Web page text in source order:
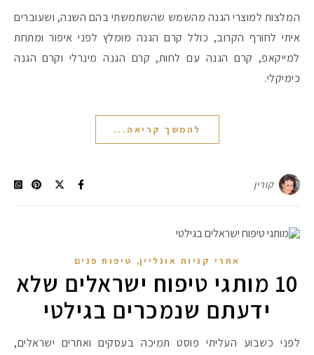
המלצות למוצרי הגנה מהשמש שהשתמשתי בהם השנה, ושעוברים
איתי לחורף הקרוב, כולל קרם הגנה מומלץ לפני איפור ומתחת
למייקאפ, קרם הגנה עם לחות, קרם הגנה מינרלי וקרם הגנה
כימיקלי.
להמשך קריאה...
קורין
אתרי קניות אונליין, טיפוח פנים
10 מותגי טיפוח ישראלים שלא
ידעתם שנמכרים בגילטי
לפני כשבוע העליתי פוסט תמיכה בעסקים ואתרים ישראלים,